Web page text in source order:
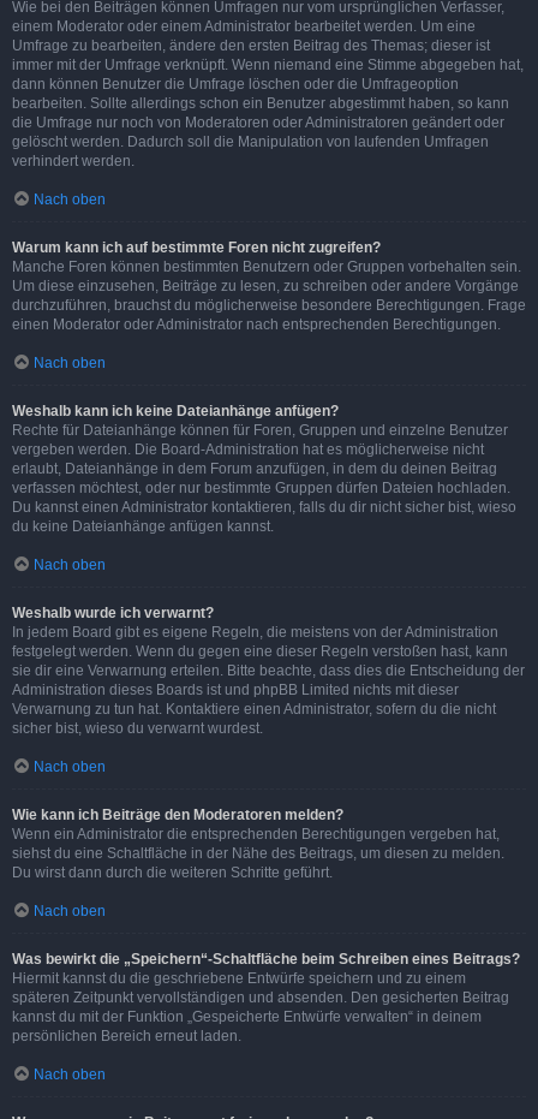
Wie bei den Beiträgen können Umfragen nur vom ursprünglichen Verfasser,
einem Moderator oder einem Administrator bearbeitet werden. Um eine
Umfrage zu bearbeiten, ändere den ersten Beitrag des Themas; dieser ist
immer mit der Umfrage verknüpft. Wenn niemand eine Stimme abgegeben hat,
dann können Benutzer die Umfrage löschen oder die Umfrageoption
bearbeiten. Sollte allerdings schon ein Benutzer abgestimmt haben, so kann
die Umfrage nur noch von Moderatoren oder Administratoren geändert oder
gelöscht werden. Dadurch soll die Manipulation von laufenden Umfragen
verhindert werden.
Nach oben
Warum kann ich auf bestimmte Foren nicht zugreifen?
Manche Foren können bestimmten Benutzern oder Gruppen vorbehalten sein.
Um diese einzusehen, Beiträge zu lesen, zu schreiben oder andere Vorgänge
durchzuführen, brauchst du möglicherweise besondere Berechtigungen. Frage
einen Moderator oder Administrator nach entsprechenden Berechtigungen.
Nach oben
Weshalb kann ich keine Dateianhänge anfügen?
Rechte für Dateianhänge können für Foren, Gruppen und einzelne Benutzer
vergeben werden. Die Board-Administration hat es möglicherweise nicht
erlaubt, Dateianhänge in dem Forum anzufügen, in dem du deinen Beitrag
verfassen möchtest, oder nur bestimmte Gruppen dürfen Dateien hochladen.
Du kannst einen Administrator kontaktieren, falls du dir nicht sicher bist, wieso
du keine Dateianhänge anfügen kannst.
Nach oben
Weshalb wurde ich verwarnt?
In jedem Board gibt es eigene Regeln, die meistens von der Administration
festgelegt werden. Wenn du gegen eine dieser Regeln verstoßen hast, kann
sie dir eine Verwarnung erteilen. Bitte beachte, dass dies die Entscheidung der
Administration dieses Boards ist und phpBB Limited nichts mit dieser
Verwarnung zu tun hat. Kontaktiere einen Administrator, sofern du die nicht
sicher bist, wieso du verwarnt wurdest.
Nach oben
Wie kann ich Beiträge den Moderatoren melden?
Wenn ein Administrator die entsprechenden Berechtigungen vergeben hat,
siehst du eine Schaltfläche in der Nähe des Beitrags, um diesen zu melden.
Du wirst dann durch die weiteren Schritte geführt.
Nach oben
Was bewirkt die „Speichern“-Schaltfläche beim Schreiben eines Beitrags?
Hiermit kannst du die geschriebene Entwürfe speichern und zu einem
späteren Zeitpunkt vervollständigen und absenden. Den gesicherten Beitrag
kannst du mit der Funktion „Gespeicherte Entwürfe verwalten“ in deinem
persönlichen Bereich erneut laden.
Nach oben